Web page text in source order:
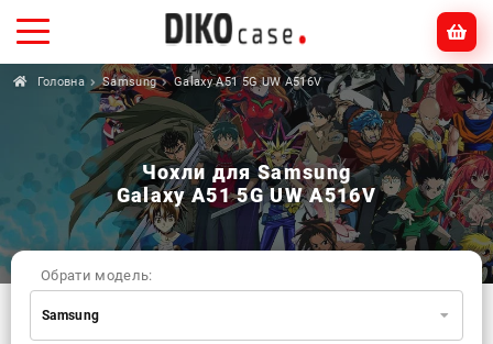
Головна Samsung Galaxy A51 5G UW A516V
Чохли для Samsung
Galaxy A51 5G UW A516V
Обрати модель:
Samsung